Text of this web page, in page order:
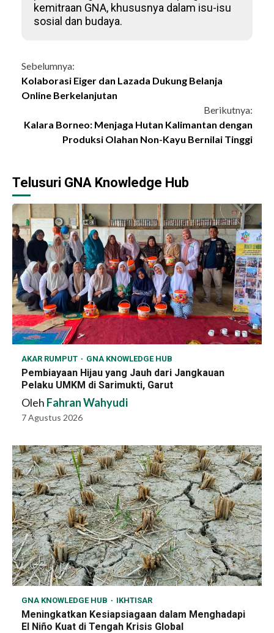
kemitraan GNA, khususnya dalam isu-isu
sosial dan budaya.
Continue
Reading
Sebelumnya:
Kolaborasi Eiger dan Lazada Dukung Belanja
Online Berkelanjutan
Berikutnya:
Kalara Borneo: Menjaga Hutan Kalimantan dengan
Produksi Olahan Non-Kayu Bernilai Tinggi
Telusuri GNA Knowledge Hub
AKAR RUMPUT GNA KNOWLEDGE HUB
Pembiayaan Hijau yang Jauh dari Jangkauan
Pelaku UMKM di Sarimukti, Garut
Oleh Fahran Wahyudi
7 Agustus 2026
GNA KNOWLEDGE HUB IKHTISAR
Meningkatkan Kesiapsiagaan dalam Menghadapi
El Niño Kuat di Tengah Krisis Global